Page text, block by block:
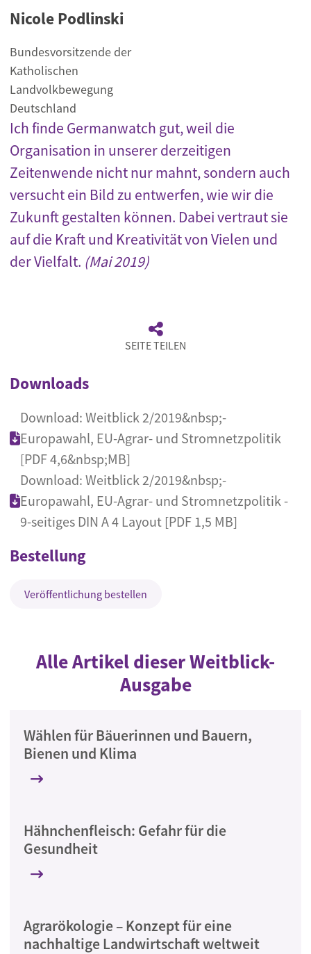
Ich finde Germanwatch gut, weil die
Organisation in unserer derzeitigen
Zeitenwende nicht nur mahnt, sondern auch
versucht ein Bild zu entwerfen, wie wir die
Zukunft gestalten können. Dabei vertraut sie
auf die Kraft und Kreativität von Vielen und
der Vielfalt. (Mai 2019)
Nicole Podlinski
Bundesvorsitzende der
Katholischen
Landvolkbewegung
Deutschland
SEITE TEILEN
Downloads
Download: Weitblick 2/2019&nbsp;-
Europawahl, EU-Agrar- und Stromnetzpolitik
[PDF 4,6&nbsp;MB]
Download: Weitblick 2/2019&nbsp;-
Europawahl, EU-Agrar- und Stromnetzpolitik -
9-seitiges DIN A 4 Layout [PDF 1,5 MB]
Bestellung
Veröffentlichung bestellen
Alle Artikel dieser Weitblick-
Ausgabe
Wählen für Bäuerinnen und Bauern,
Bienen und Klima
Hähnchenfleisch: Gefahr für die
Gesundheit
Agrarökologie – Konzept für eine
nachhaltige Landwirtschaft weltweit